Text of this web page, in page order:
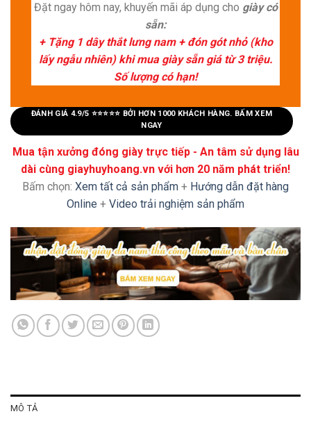
Đặt ngay hôm nay, khuyến mãi áp dụng cho giày có
sẵn:
+ Tặng 1 dây thắt lưng nam + đón gót nhỏ (kho
lấy ngẫu nhiên) khi mua giày sẵn giá từ 3 triệu.
Số lượng có hạn!
ĐÁNH GIÁ 4.9/5 ⭐⭐⭐⭐⭐ BỞI HƠN 1000 KHÁCH HÀNG. BẤM XEM
NGAY
Mua tận xưởng đóng giày trực tiếp - An tâm sử dụng lâu
dài cùng giayhuyhoang.vn với hơn 20 năm phát triển!
Bấm chọn: Xem tất cả sản phẩm + Hướng dẫn đặt hàng
Online + Video trải nghiệm sản phẩm
MÔ TẢ